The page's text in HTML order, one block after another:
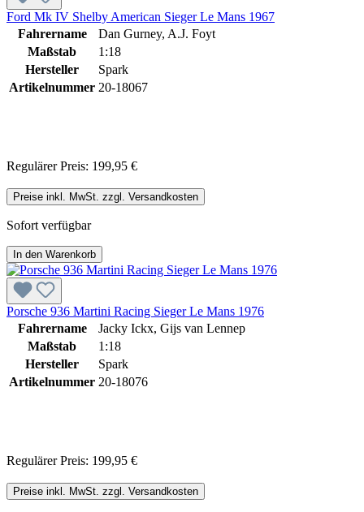
Ford Mk IV Shelby American Sieger Le Mans 1967
Fahrername
Dan Gurney, A.J. Foyt
Maßstab
1:18
Hersteller
Spark
Artikelnummer 20-18067
Regulärer Preis: 199,95 €
Preise inkl. MwSt. zzgl. Versandkosten
Sofort verfügbar
In den Warenkorb
Porsche 936 Martini Racing Sieger Le Mans 1976
Fahrername
Jacky Ickx, Gijs van Lennep
Maßstab
1:18
Hersteller
Spark
Artikelnummer 20-18076
Regulärer Preis: 199,95 €
Preise inkl. MwSt. zzgl. Versandkosten